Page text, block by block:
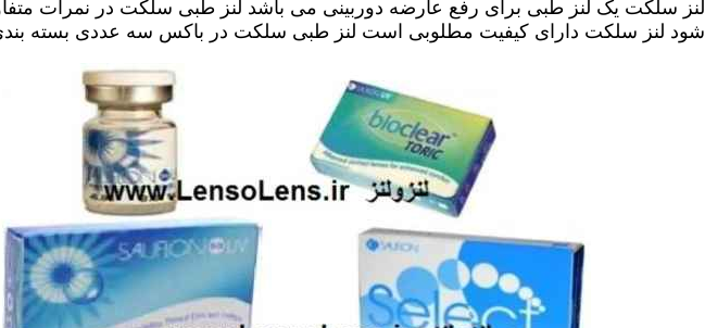
لنز سلکت یک لنز طبی برای رفع عارضه دوربینی می باشد لنز طبی سلکت در نمرات
شود لنز سلکت دارای کیفیت مطلوبی است لنز طبی سلکت در باکس سه عددی بسته